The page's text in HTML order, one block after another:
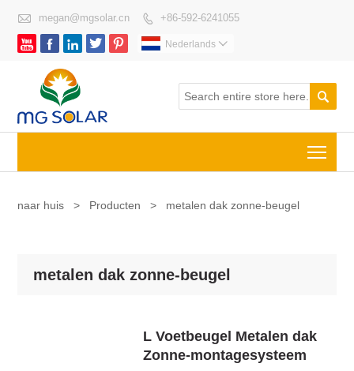
 megan@mgsolar.cn  +86-592-6241055
     Nederlands 

naar huis > Producten > metalen dak zonne-beugel
metalen dak zonne-beugel
L Voetbeugel Metalen dak
Zonne-montagesysteem